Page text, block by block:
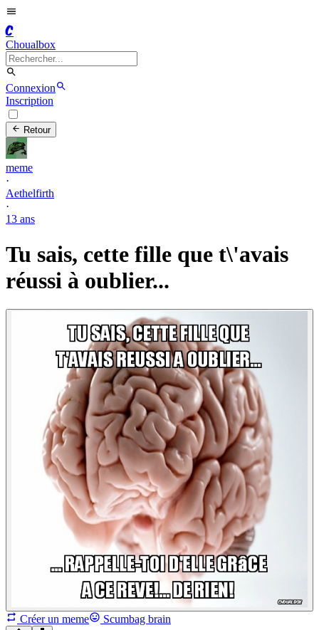
C
Choualbox
Connexion
Inscription
Retour
meme
·
Aethelfirth
·
13 ans
Tu sais, cette fille que t\'avais
réussi à oublier...
Créer un meme Scumbag brain